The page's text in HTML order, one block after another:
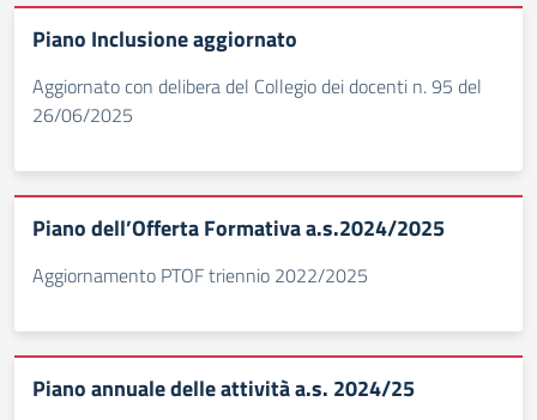
Piano Inclusione aggiornato
Aggiornato con delibera del Collegio dei docenti n. 95 del
26/06/2025
Piano dell’Offerta Formativa a.s.2024/2025
Aggiornamento PTOF triennio 2022/2025
Piano annuale delle attività a.s. 2024/25